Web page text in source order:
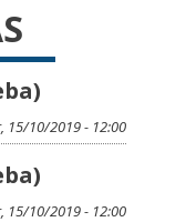
15/10/2019 - 12:00
15/10/2019 - 12:00